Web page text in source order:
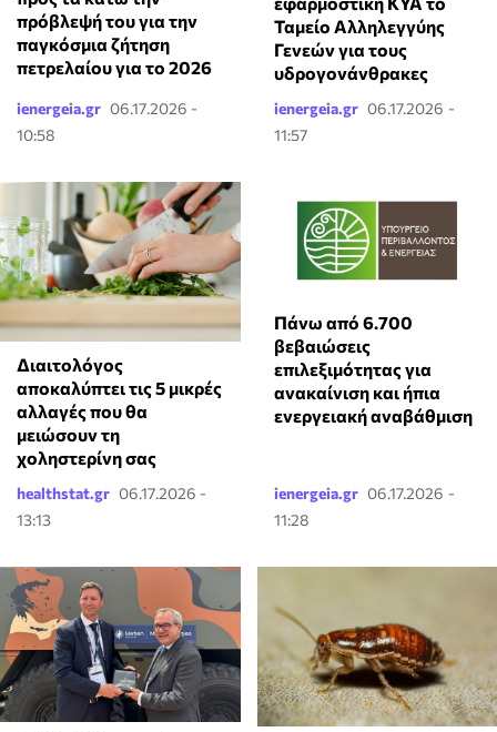
πρόβλεψή του για την
παγκόσμια ζήτηση
πετρελαίου για το 2026
ienergeia.gr 06.17.2026 -
10:58
Ταμείο Αλληλεγγύης
Γενεών για τους
υδρογονάνθρακες
ienergeia.gr 06.17.2026 -
11:57
Διαιτολόγος
αποκαλύπτει τις 5 μικρές
αλλαγές που θα
μειώσουν τη
χοληστερίνη σας
healthstat.gr 06.17.2026 -
13:13
Πάνω από 6.700
βεβαιώσεις
επιλεξιμότητας για
ανακαίνιση και ήπια
ενεργειακή αναβάθμιση
ienergeia.gr 06.17.2026 -
11:28